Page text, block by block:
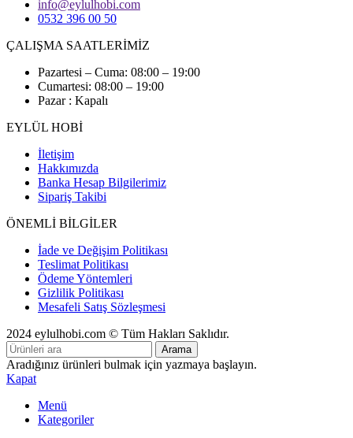
info@eylulhobi.com
0532 396 00 50
ÇALIŞMA SAATLERİMİZ
Pazartesi – Cuma: 08:00 – 19:00
Cumartesi: 08:00 – 19:00
Pazar : Kapalı
EYLÜL HOBİ
İletişim
Hakkımızda
Banka Hesap Bilgilerimiz
Sipariş Takibi
ÖNEMLİ BİLGİLER
İade ve Değişim Politikası
Teslimat Politikası
Ödeme Yöntemleri
Gizlilik Politikası
Mesafeli Satış Sözleşmesi
2024 eylulhobi.com © Tüm Hakları Saklıdır.
Arama
Aradığınız ürünleri bulmak için yazmaya başlayın.
Kapat
Menü
Kategoriler